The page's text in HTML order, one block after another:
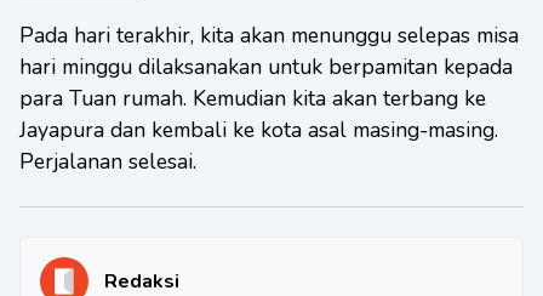
Pada hari terakhir, kita akan menunggu selepas misa
hari minggu dilaksanakan untuk berpamitan kepada
para Tuan rumah. Kemudian kita akan terbang ke
Jayapura dan kembali ke kota asal masing-masing.
Perjalanan selesai.
Redaksi